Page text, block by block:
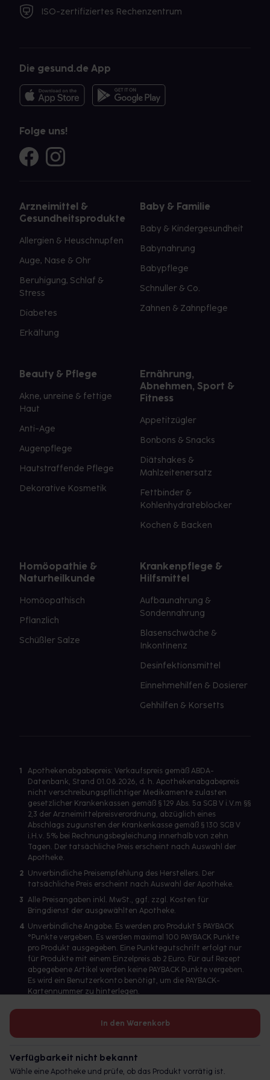
In den Warenkorb
Verfügbarkeit nicht bekannt
Wähle eine Apotheke und prüfe, ob das Produkt vorrätig ist.
ISO-zertifiziertes Rechenzentrum
Die gesund.de App
Folge uns!
Arzneimittel &
Gesundheitsprodukte
Allergien & Heuschnupfen
Auge, Nase & Ohr
Beruhigung, Schlaf &
Stress
Diabetes
Erkältung
Baby & Familie
Baby & Kindergesundheit
Babynahrung
Babypflege
Schnuller & Co.
Zahnen & Zahnpflege
Beauty & Pflege
Akne, unreine & fettige
Haut
Anti-Age
Augenpflege
Hautstraffende Pflege
Dekorative Kosmetik
Ernährung,
Abnehmen, Sport &
Fitness
Appetitzügler
Bonbons & Snacks
Diätshakes &
Mahlzeitenersatz
Fettbinder &
Kohlenhydrateblocker
Kochen & Backen
Homöopathie &
Naturheilkunde
Homöopathisch
Pflanzlich
Schüßler Salze
Krankenpflege &
Hilfsmittel
Aufbaunahrung &
Sondennahrung
Blasenschwäche &
Inkontinenz
Desinfektionsmittel
Einnehmehilfen & Dosierer
Gehhilfen & Korsetts
1
Apothekenabgabepreis: Verkaufspreis gemäß ABDA-
Datenbank, Stand 01.08.2026, d. h. Apothekenabgabepreis
nicht verschreibungspflichtiger Medikamente zulasten
gesetzlicher Krankenkassen gemäß § 129 Abs. 5a SGB V i.V.m §§
2,3 der Arzneimittelpreisverordnung, abzüglich eines
Abschlags zugunsten der Krankenkasse gemäß § 130 SGB V
i.H.v. 5% bei Rechnungsbegleichung innerhalb von zehn
Tagen. Der tatsächliche Preis erscheint nach Auswahl der
Apotheke.
2 Unverbindliche Preisempfehlung des Herstellers. Der
tatsächliche Preis erscheint nach Auswahl der Apotheke.
3 Alle Preisangaben inkl. MwSt., ggf. zzgl. Kosten für
Bringdienst der ausgewählten Apotheke.
4 Unverbindliche Angabe. Es werden pro Produkt 5 PAYBACK
°Punkte vergeben. Es werden maximal 100 PAYBACK Punkte
pro Produkt ausgegeben. Eine Punktegutschrift erfolgt nur
für Produkte mit einem Einzelpreis ab 2 Euro. Für auf Rezept
abgegebene Artikel werden keine PAYBACK Punkte vergeben.
Es wird ein Benutzerkonto benötigt, um die PAYBACK-
Kartennummer zu hinterlegen.
Betreiber des Portals und verantwortlich: gesund.de GmbH &
© 2026 gesund.de GmbH & Co. KG